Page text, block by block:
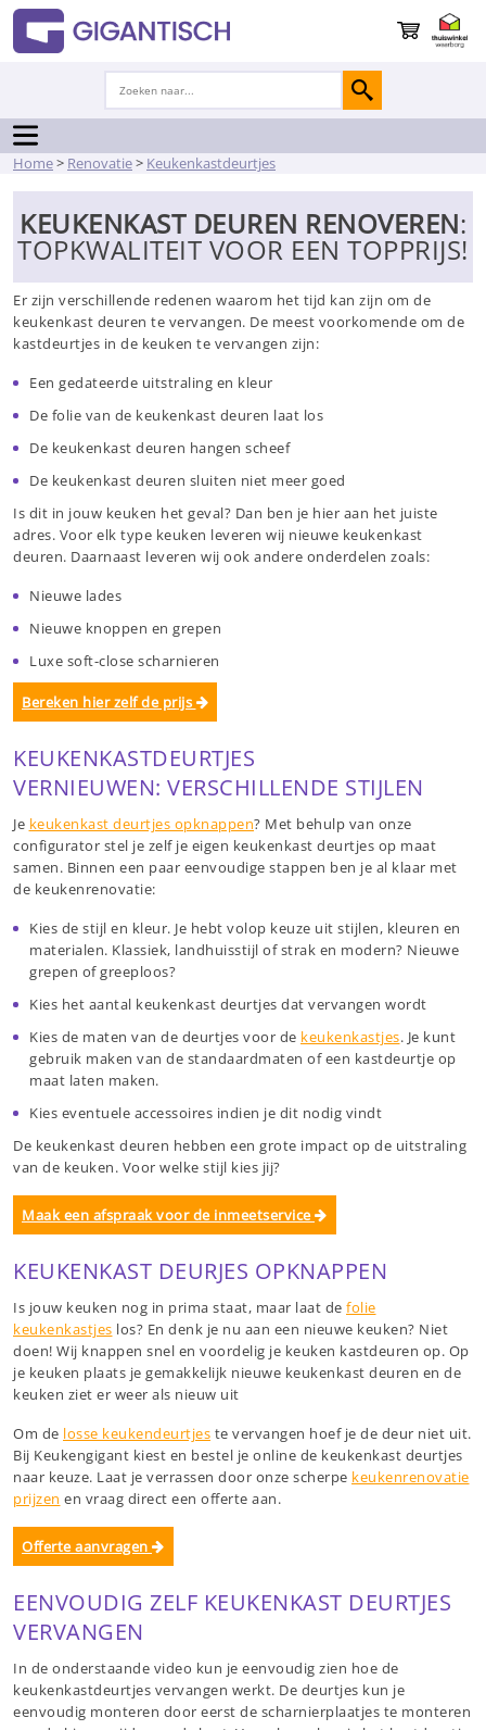
Home> Renovatie> Keukenkastdeurtjes
KEUKENKAST DEUREN RENOVEREN:
TOPKWALITEIT VOOR EEN TOPPRIJS!
Er zijn verschillende redenen waarom het tijd kan zijn om de
keukenkast deuren te vervangen. De meest voorkomende om de
kastdeurtjes in de keuken te vervangen zijn:
Een gedateerde uitstraling en kleur
De folie van de keukenkast deuren laat los
De keukenkast deuren hangen scheef
De keukenkast deuren sluiten niet meer goed
Is dit in jouw keuken het geval? Dan ben je hier aan het juiste
adres. Voor elk type keuken leveren wij nieuwe keukenkast
deuren. Daarnaast leveren wij ook andere onderdelen zoals:
Nieuwe lades
Nieuwe knoppen en grepen
Luxe soft-close scharnieren
Bereken hier zelf de prijs
KEUKENKASTDEURTJES
VERNIEUWEN: VERSCHILLENDE STIJLEN
Je keukenkast deurtjes opknappen? Met behulp van onze
configurator stel je zelf je eigen keukenkast deurtjes op maat
samen. Binnen een paar eenvoudige stappen ben je al klaar met
de keukenrenovatie:
Kies de stijl en kleur. Je hebt volop keuze uit stijlen, kleuren en
materialen. Klassiek, landhuisstijl of strak en modern? Nieuwe
grepen of greeploos?
Kies het aantal keukenkast deurtjes dat vervangen wordt
Kies de maten van de deurtjes voor de keukenkastjes. Je kunt
gebruik maken van de standaardmaten of een kastdeurtje op
maat laten maken.
Kies eventuele accessoires indien je dit nodig vindt
De keukenkast deuren hebben een grote impact op de uitstraling
van de keuken. Voor welke stijl kies jij?
Maak een afspraak voor de inmeetservice
KEUKENKAST DEURJES OPKNAPPEN
Is jouw keuken nog in prima staat, maar laat de folie
keukenkastjes los? En denk je nu aan een nieuwe keuken? Niet
doen! Wij knappen snel en voordelig je keuken kastdeuren op. Op
je keuken plaats je gemakkelijk nieuwe keukenkast deuren en de
keuken ziet er weer als nieuw uit
Om de losse keukendeurtjes te vervangen hoef je de deur niet uit.
Bij Keukengigant kiest en bestel je online de keukenkast deurtjes
naar keuze. Laat je verrassen door onze scherpe keukenrenovatie
prijzen en vraag direct een offerte aan.
Offerte aanvragen
EENVOUDIG ZELF KEUKENKAST DEURTJES
VERVANGEN
In de onderstaande video kun je eenvoudig zien hoe de
keukenkastdeurtjes vervangen werkt. De deurtjes kun je
eenvoudig monteren door eerst de scharnierplaatjes te monteren